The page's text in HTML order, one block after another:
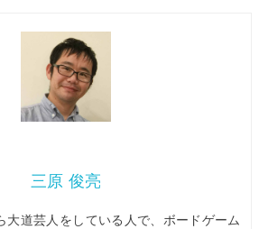
三原 俊亮
大道芸人をしている人で、ボードゲーム